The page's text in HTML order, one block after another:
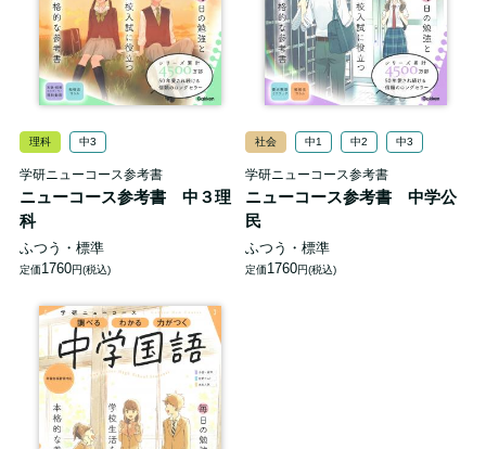
理科 中3
学研ニューコース参考書
ニューコース参考書 中３理
科
ふつう・標準
定価1760円(税込)
社会 中1 中2 中3
学研ニューコース参考書
ニューコース参考書 中学公
民
ふつう・標準
定価1760円(税込)